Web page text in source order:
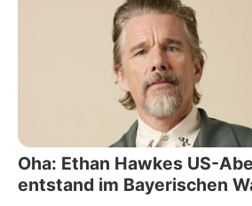
Oha: Ethan Hawkes US-
entstand im Bayerischen